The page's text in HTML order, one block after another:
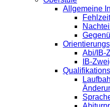
Allgemeine
Abi/IB-
IB-